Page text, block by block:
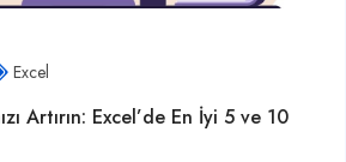
Excel
Artırın: Excel’de En İyi 5 ve 10